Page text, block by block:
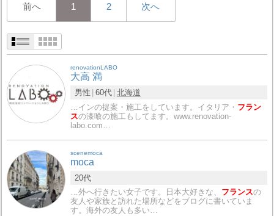
前へ 1 2 次へ
renovationLABO
大高 満
男性 60代 北海道
…インの提案・施工をしています。イタリア・ フラン
スの漆喰の施工もしてます。www.renovation-
labo.com…
scenemoca
moca
20代
…外へ行きたい女子です。日本大好きな、 フランスの
友人や家族と訪れた場所などをブログに書いていま
す。海外の友人も多い…